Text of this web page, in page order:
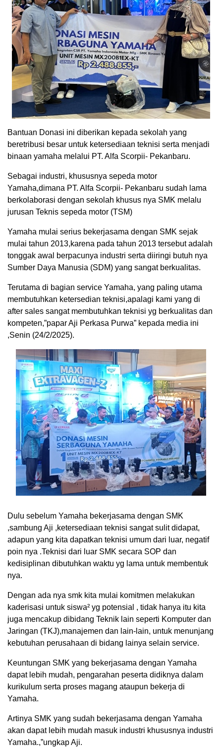
Bantuan Donasi ini diberikan kepada sekolah yang
beretribusi besar untuk ketersediaan teknisi serta menjadi
binaan yamaha melalui PT. Alfa Scorpii- Pekanbaru.
Sebagai industri, khususnya sepeda motor
Yamaha,dimana PT. Alfa Scorpii- Pekanbaru sudah lama
berkolaborasi dengan sekolah khusus nya SMK melalu
jurusan Teknis sepeda motor (TSM)
Yamaha mulai serius bekerjasama dengan SMK sejak
mulai tahun 2013,karena pada tahun 2013 tersebut adalah
tonggak awal berpacunya industri serta diiringi butuh nya
Sumber Daya Manusia (SDM) yang sangat berkualitas.
Terutama di bagian service Yamaha, yang paling utama
membutuhkan ketersedian teknisi,apalagi kami yang di
after sales sangat membutuhkan teknisi yg berkualitas dan
kompeten,”papar Aji Perkasa Purwa” kepada media ini
,Senin (24/2/2025).
Dulu sebelum Yamaha bekerjasama dengan SMK
,sambung Aji ,ketersediaan teknisi sangat sulit didapat,
adapun yang kita dapatkan teknisi umum dari luar, negatif
poin nya .Teknisi dari luar SMK secara SOP dan
kedisiplinan dibutuhkan waktu yg lama untuk membentuk
nya.
Dengan ada nya smk kita mulai komitmen melakukan
kaderisasi untuk siswa² yg potensial , tidak hanya itu kita
juga mencakup dibidang Teknik lain seperti Komputer dan
Jaringan (TKJ),manajemen dan lain-lain, untuk menunjang
kebutuhan perusahaan di bidang lainya selain service.
Keuntungan SMK yang bekerjasama dengan Yamaha
dapat lebih mudah, pengarahan peserta didiknya dalam
kurikulum serta proses magang ataupun bekerja di
Yamaha.
Artinya SMK yang sudah bekerjasama dengan Yamaha
akan dapat lebih mudah masuk industri khususnya industri
Yamaha.,”ungkap Aji.